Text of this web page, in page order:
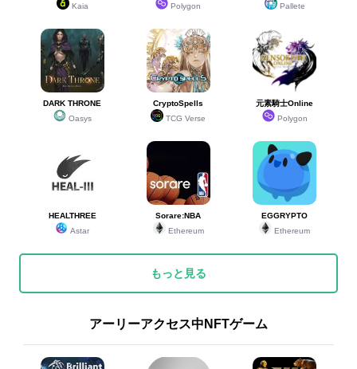
Kaia
Polygon
Pallete
DARK THRONE
Oasys
CryptoSpells
TCG Verse
元素騎士Online
Polygon
HEALTHREE
Astar
Sorare:NBA
Ethereum
EGGRYPTO
Ethereum
もっと見る
アーリーアクセス中NFTゲーム